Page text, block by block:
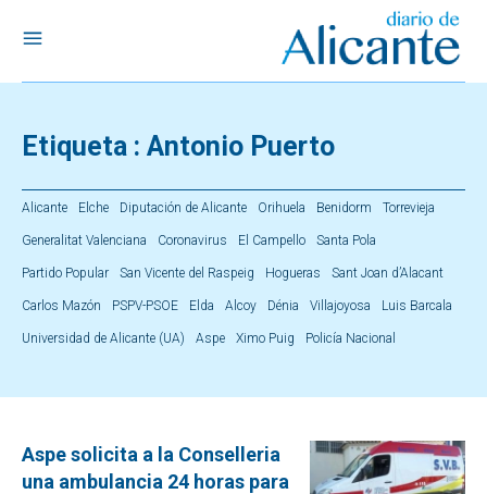
Etiqueta : Antonio Puerto
Alicante Elche Diputación de Alicante Orihuela Benidorm Torrevieja
Generalitat Valenciana Coronavirus El Campello Santa Pola
Partido Popular San Vicente del Raspeig Hogueras Sant Joan d’Alacant
Carlos Mazón PSPV-PSOE Elda Alcoy Dénia Villajoyosa Luis Barcala
Universidad de Alicante (UA) Aspe Ximo Puig Policía Nacional
Aspe solicita a la Conselleria
una ambulancia 24 horas para